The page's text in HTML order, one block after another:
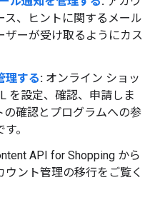
ス、ヒントに関するメール
ザーが受け取るようにカス
理する: オンライン ショッ
を設定、確認、申請しま
の確認とプログラムへの参
。
API for Shopping から
ント管理の移行をご覧く